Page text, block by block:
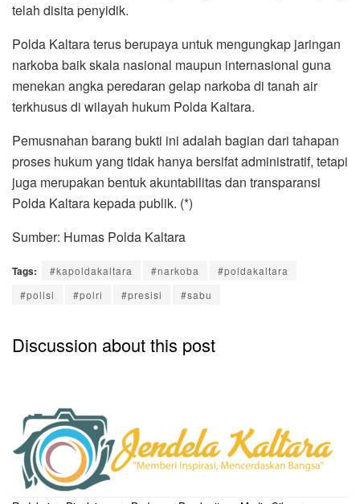
telah disita penyidik.
Polda Kaltara terus berupaya untuk mengungkap jaringan
narkoba baik skala nasional maupun internasional guna
menekan angka peredaran gelap narkoba di tanah air
terkhusus di wilayah hukum Polda Kaltara.
Pemusnahan barang bukti ini adalah bagian dari tahapan
proses hukum yang tidak hanya bersifat administratif, tetapi
juga merupakan bentuk akuntabilitas dan transparansi
Polda Kaltara kepada publik. (*)
Sumber: Humas Polda Kaltara
Tags: #kapoldakaltara #narkoba
#poldakaltara
#polisi
#polri #presisi #sabu
Discussion about this post